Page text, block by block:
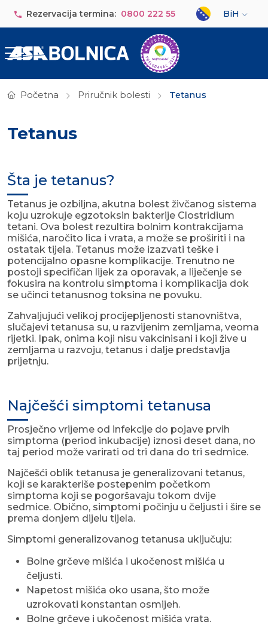
Rezervacija termina: 0800 222 55
Select your
BiH
Početna Priručnik bolesti Tetanus
Tetanus
Šta je tetanus?
Tetanus je ozbiljna, akutna bolest živčanog sistema
koju uzrokuje egzotoksin bakterije Clostridium
tetani. Ova bolest rezultira bolnim kontrakcijama
mišića, naročito lica i vrata, a može se proširiti i na
ostatak tijela. Tetanus može izazvati teške i
potencijalno opasne komplikacije. Trenutno ne
postoji specifičan lijek za oporavak, a liječenje se
fokusira na kontrolu simptoma i komplikacija dok
se učinci tetanusnog toksina ne povuku.
Zahvaljujući velikoj procijepljenosti stanovništva,
slučajevi tetanusa su, u razvijenim zemljama, veoma
rijetki. Ipak, onima koji nisu vakcinisani i koji žive u
zemljama u razvoju, tetanus i dalje predstavlja
prijetnju.
Najčešći simptomi tetanusa
Prosječno vrijeme od infekcije do pojave prvih
simptoma (period inkubacije) iznosi deset dana, no
taj period može varirati od tri dana do tri sedmice.
Najčešći oblik tetanusa je generalizovani tetanus,
koji se karakteriše postepenim početkom
simptoma koji se pogoršavaju tokom dvije
sedmice. Obično, simptomi počinju u čeljusti i šire se
prema donjem dijelu tijela.
Simptomi generalizovanog tetanusa uključuju:
Bolne grčeve mišića i ukočenost mišića u
čeljusti.
Napetost mišića oko usana, što može
uzrokovati konstantan osmijeh.
Bolne grčeve i ukočenost mišića vrata.